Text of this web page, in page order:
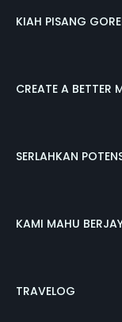
KIAH PISANG
CREATE A BETTER
SERLAHKAN
KAMI MAHU
TRAVELOG